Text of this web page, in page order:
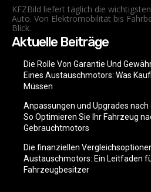
KFZBild liefert täglich die
Auto. Von Elektromobilität bis
Blick.
Aktuelle Beiträge
Die Rolle Von Garantie Und
Eines Austauschmotors: Was
Müssen
Anpassungen und Upgrades
So Optimieren Sie Ihr Fahrzeug
Gebrauchtmotors
Die finanziellen
Austauschmotors: Ein Leitfaden
Fahrzeugbesitzer